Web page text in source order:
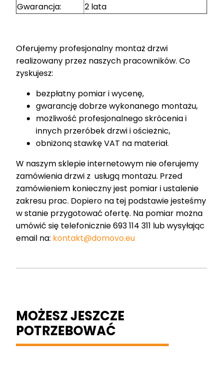
Gwarancja:
2 lata
Oferujemy profesjonalny montaż drzwi
realizowany przez naszych pracowników. Co
zyskujesz:
bezpłatny pomiar i wycenę,
gwarancję dobrze wykonanego montażu,
możliwość profesjonalnego skrócenia i
innych przeróbek drzwi i ościeżnic,
obniżoną stawkę VAT na materiał.
W naszym sklepie internetowym nie oferujemy
zamówienia drzwi z usługą montażu. Przed
zamówieniem konieczny jest pomiar i ustalenie
zakresu prac. Dopiero na tej podstawie jesteśmy
w stanie przygotować ofertę. Na pomiar można
umówić się telefonicznie 693 114 311 lub wysyłając
email na: kontakt@domovo.eu
MOŻESZ JESZCZE
POTRZEBOWAĆ